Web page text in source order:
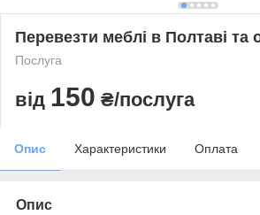
Перевезти меблі в Полтаві та
Послуга
від 150 ₴/послуга
Опис Характеристики Оплата
Опис